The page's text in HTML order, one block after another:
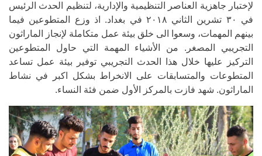
لإختبار جاهزية العناصر التنظيمية والإدارية، لتنظيم الحدث الرئيس
في ٣٠ تشرين الثاني ٢٠١٨ في بغداد. اذ وزع المتطوعين فيما
بينهم المهمات، وسعوا الى خلق بيئة عمل متكاملة لإنجاز الماراثون
التجريبي المصغر. من الأشياء المهمة التي حاول المتطوعين
التركيز عليها خلال هذا الحدث التجريبي توفير بيئة عمل تساعد
المتطوعات والمتسابقات على الانخراط بشكل اكبر في نشاط
الماراثون. شهد فازت بالمركز الأول ضمن فئة النساء.